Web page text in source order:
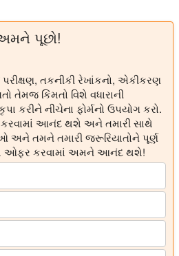
પૂછો!
તકનીકી રેખાંકનો, એકીકરણ
તેમજ કિંમતો વિશે વધારાની
કરીને નીચેના ફોર્મનો ઉપયોગ કરો.
કરવામાં આનંદ થશે અને તમારી સાથે
તમને તમારી જરૂરિયાતોને પૂર્ણ
ઓફર કરવામાં અમને આનંદ થશે!